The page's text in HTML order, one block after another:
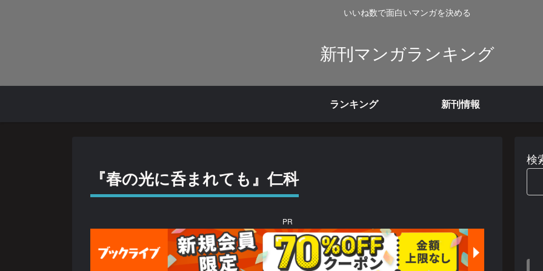
いいね数で面白いマンガを決める
新刊マンガランキング
ランキング 新刊情報
『春の光に呑まれても』仁科
PR
検